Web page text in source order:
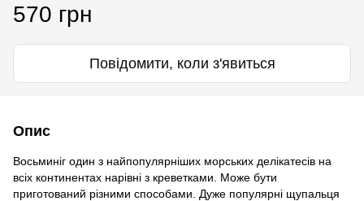
570 грн
Повідомити, коли з'явиться
Опис
Восьминіг один з найпопулярніших морських делікатесів на
всіх континентах нарівні з креветками. Може бути
приготований різними способами. Дуже популярні щупальця